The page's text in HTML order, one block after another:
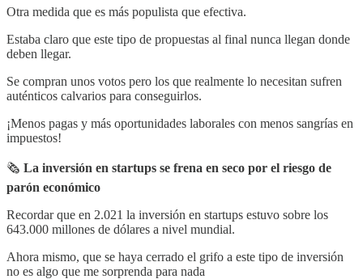
Otra medida que es más populista que efectiva.
Estaba claro que este tipo de propuestas al final nunca llegan donde
deben llegar.
Se compran unos votos pero los que realmente lo necesitan sufren
auténticos calvarios para conseguirlos.
¡Menos pagas y más oportunidades laborales con menos sangrías en
impuestos!
🗞 La inversión en startups se frena en seco por el riesgo de
parón económico
Recordar que en 2.021 la inversión en startups estuvo sobre los
643.000 millones de dólares a nivel mundial.
Ahora mismo, que se haya cerrado el grifo a este tipo de inversión
no es algo que me sorprenda para nada